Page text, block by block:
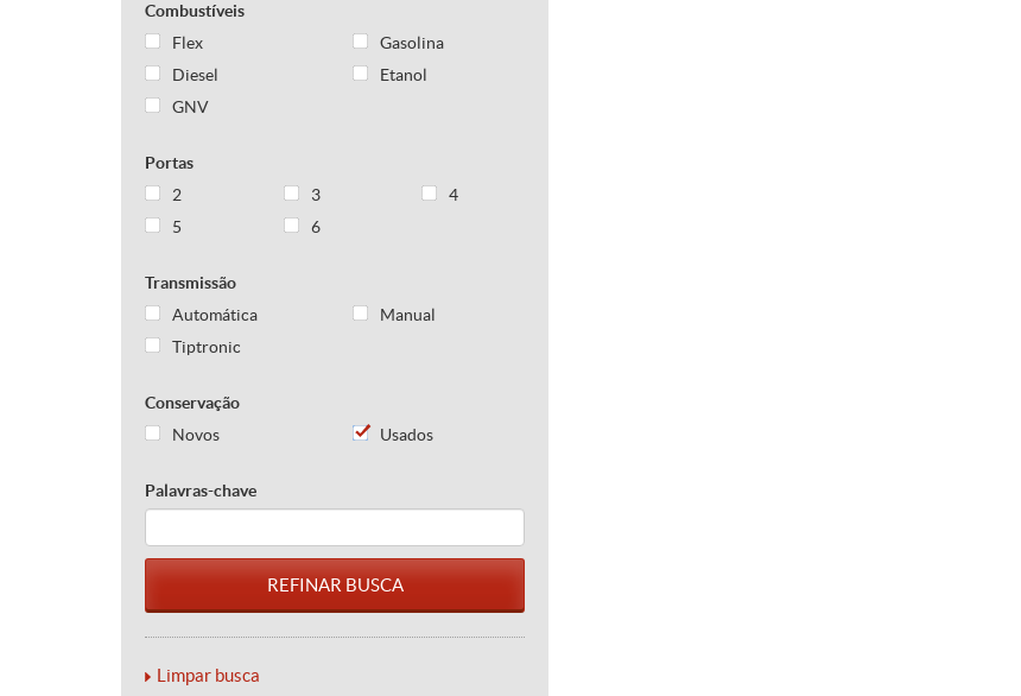
Combustíveis
Flex
Gasolina
Diesel
Etanol
GNV
Portas
2
3
4
5
6
Transmissão
Automática
Manual
Tiptronic
Conservação
Novos
Usados
Palavras-chave
Limpar busca